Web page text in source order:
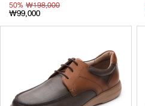
50% ₩198,000
₩99,000